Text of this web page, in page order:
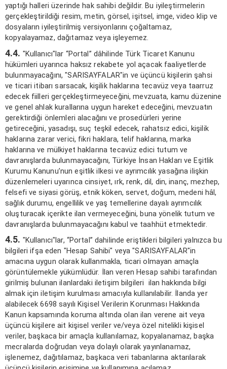
yaptığı halleri üzerinde hak sahibi değildir. Bu iyileştirmelerin
gerçekleştirildiği resim, metin, görsel, işitsel, imge, video klip ve
dosyaların iyileştirilmiş versiyonlarını çoğaltamaz,
kopyalayamaz, dağıtamaz veya işleyemez.
4.4. "Kullanıcı"lar “Portal” dâhilinde Türk Ticaret Kanunu
hükümleri uyarınca haksız rekabete yol açacak faaliyetlerde
bulunmayacağını, "SARISAYFALAR"in ve üçüncü kişilerin şahsi
ve ticari itibarı sarsacak, kişilik haklarına tecavüz veya taarruz
edecek fiilleri gerçekleştirmeyeceğini, mevzuata, kamu düzenine
ve genel ahlak kurallarına uygun hareket edeceğini, mevzuatın
gerektirdiği önlemleri alacağını ve prosedürleri yerine
getireceğini, yasadışı, suç teşkil edecek, rahatsız edici, kişilik
haklarına zarar verici, fikri haklara, telif haklarına, marka
haklarına ve mülkiyet haklarına tecavüz edici tutum ve
davranışlarda bulunmayacağını, Türkiye İnsan Hakları ve Eşitlik
Kurumu Kanunu’nun eşitlik ilkesi ve ayrımcılık yasağına ilişkin
düzenlemeleri uyarınca cinsiyet, ırk, renk, dil, din, inanç, mezhep,
felsefi ve siyasi görüş, etnik köken, servet, doğum, medeni hâl,
sağlık durumu, engellilik ve yaş temellerine dayalı ayrımcılık
oluşturacak içerikte ilan vermeyeceğini, buna yönelik tutum ve
davranışlarda bulunmayacağını kabul ve taahhüt etmektedir.
4.5. "Kullanıcı"lar, “Portal” dahilinde eriştikleri bilgileri yalnızca bu
bilgileri ifşa eden "Hesap Sahibi" veya "SARISAYFALAR"in
amacına uygun olarak kullanmakla, ticari olmayan amaçla
görüntülemekle yükümlüdür. İlan veren Hesap sahibi tarafından
girilmiş bulunan ilanlardaki iletişim bilgileri ilan hakkında bilgi
almak için iletişim kurulması amacıyla kullanılabilir. İlanda yer
alabilecek 6698 sayılı Kişisel Verilerin Korunması Hakkında
Kanun kapsamında koruma altında olan ilan verene ait veya
üçüncü kişilere ait kişisel veriler ve/veya özel nitelikli kişisel
veriler, başkaca bir amaçla kullanılamaz, kopyalanamaz, başka
mecralarda doğrudan veya dolaylı olarak yayınlanamaz,
işlenemez, dağıtılamaz, başkaca veri tabanlarına aktarılarak